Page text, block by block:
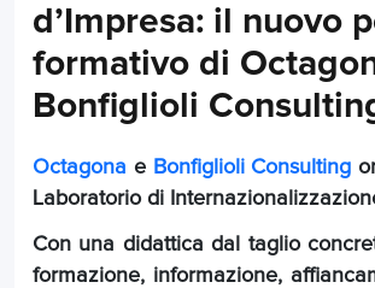
d’Impresa: il nuovo
formativo di
Bonfiglioli
Octagona e Bonfiglioli Consulting
Laboratorio di
Con una didattica dal taglio
formazione, informazione,